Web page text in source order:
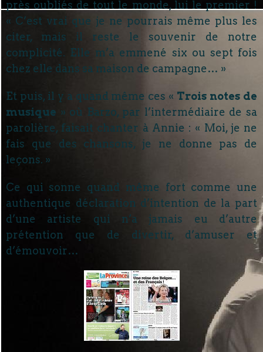
près oubliés de tout le monde, lui le premier !
« C’est vrai que je ne pourrais même plus les
citer, mais il reste le souvenir de notre
complicité. Elle m’a emmené six ou sept fois
chez elle dans sa maison de campagne… »
Et puis, il y a quand même ces « Trois notes de
musique » où Barzo, par l’intermédiaire de sa
parolière, faisait chanter à Annie : « Moi, je ne
fais que des chansons, je ne donne pas de
leçons. »
Ce qui sonne quand même fort comme une
authentique déclaration d’intention de la part
d’une artiste qui n’a jamais eu d’autre
prétention que de divertir, d’amuser et
d’émouvoir…